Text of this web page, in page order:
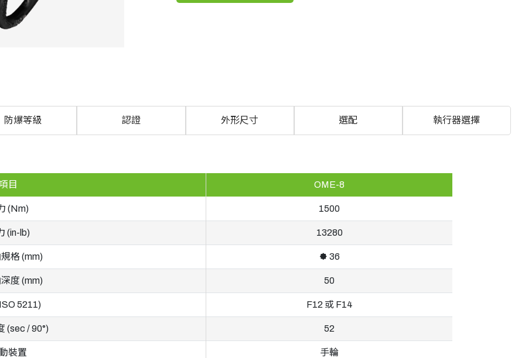
防爆等級 認證 外形尺寸 選配 執行器選擇
目 OME-8
(Nm) 1500
(in-lb) 13280
格 (mm) 🟐 36
度 (mm) 50
5211) F12 或 F14
(sec / 90°) 52
裝置 手輪